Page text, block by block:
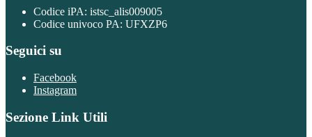
Codice iPA: istsc_alis009005
Codice univoco PA: UFXZP6
Seguici su
Facebook
Instagram
Sezione Link Utili